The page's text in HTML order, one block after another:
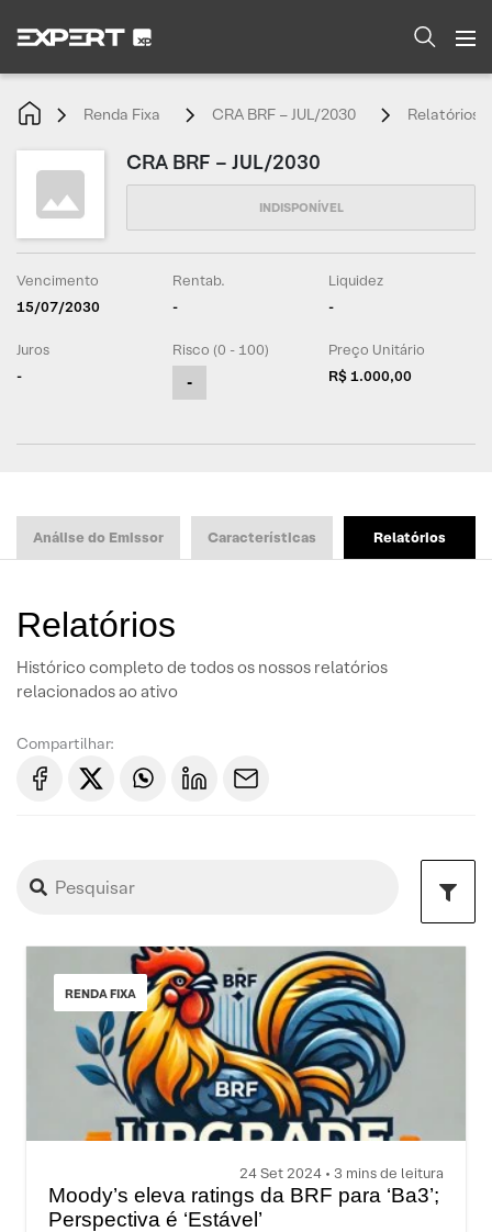
Renda Fixa CRA BRF – JUL/2030 Relatórios
CRA BRF – JUL/2030
Vencimento
15/07/2030
Rentab.
-
Liquidez
-
Juros
-
Risco (0 - 100)
-
Preço Unitário
R$ 1.000,00
Análise do Emissor Características Relatórios
Relatórios
Histórico completo de todos os nossos relatórios
relacionados ao ativo
Compartilhar:
RENDA FIXA
24 Set 2024 • 3 mins de leitura
Moody’s eleva ratings da BRF para ‘Ba3’;
Perspectiva é ‘Estável’